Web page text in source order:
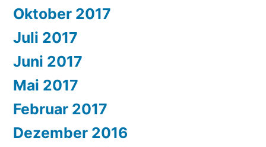
Oktober 2017
Juli 2017
Juni 2017
Mai 2017
Februar 2017
Dezember 2016